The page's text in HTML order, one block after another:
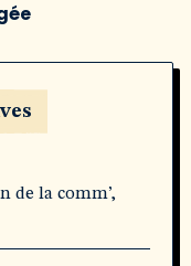
de la comm’,